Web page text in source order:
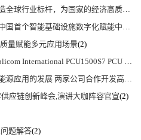
质量发展贡献更大力量|上海电气集团党委书记、董事长吴磊来访
首个智能基础设施数字化赋能中心
量赋能多元应用场景(2)
PCU1500S7 PCU 1500 S7 V4.5.0
发高性能储能和太阳能组串式逆变器方案 以实现可持续的未来
应链创新峰会,演讲大咖阵容官宣(2)
题解答(2)